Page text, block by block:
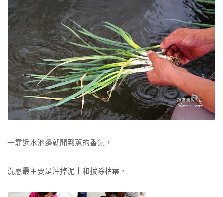
一靠近水池邊就聞到蔥的香氣，
洗蔥最主要是沖掉泥土和拔除枯葉，